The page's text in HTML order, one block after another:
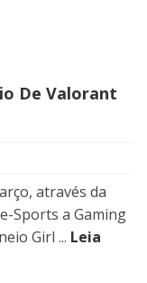
De Valorant
através da
Sports a Gaming
Girl ... Leia